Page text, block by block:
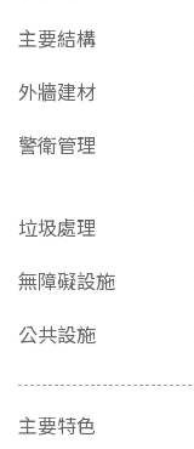
主要結構
外牆建材
警衛管理
垃圾處理
無障礙設施
公共設施
主要特色